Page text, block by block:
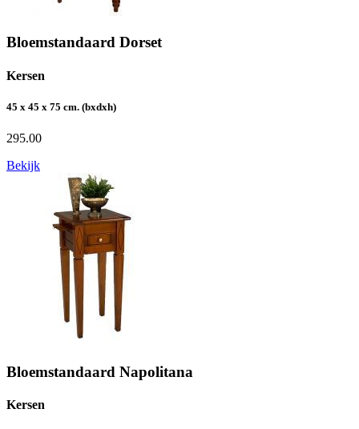
Bloemstandaard Dorset
Kersen
45 x 45 x 75 cm. (bxdxh)
295.00
Bekijk
Bloemstandaard Napolitana
Kersen